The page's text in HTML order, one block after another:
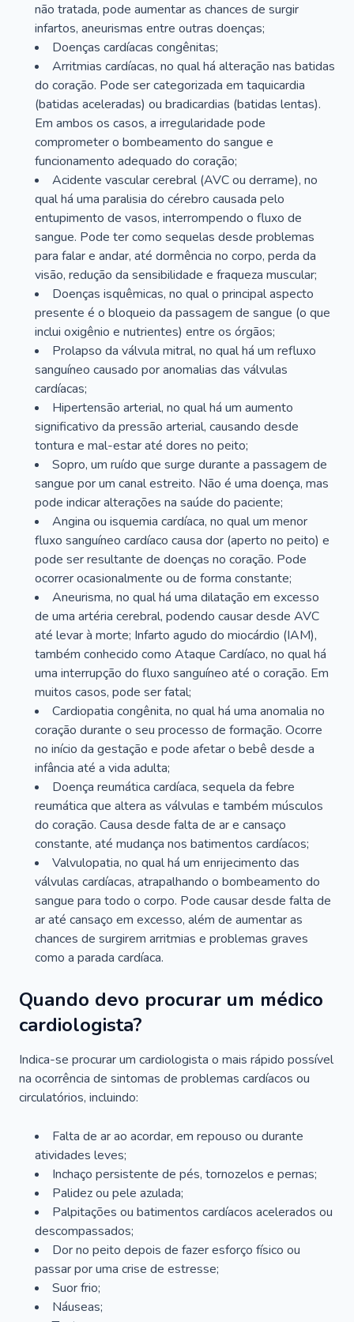
não tratada, pode aumentar as chances de surgir
infartos, aneurismas entre outras doenças;
Doenças cardíacas congênitas;
Arritmias cardíacas, no qual há alteração nas batidas
do coração. Pode ser categorizada em taquicardia
(batidas aceleradas) ou bradicardias (batidas lentas).
Em ambos os casos, a irregularidade pode
comprometer o bombeamento do sangue e
funcionamento adequado do coração;
Acidente vascular cerebral (AVC ou derrame), no
qual há uma paralisia do cérebro causada pelo
entupimento de vasos, interrompendo o fluxo de
sangue. Pode ter como sequelas desde problemas
para falar e andar, até dormência no corpo, perda da
visão, redução da sensibilidade e fraqueza muscular;
Doenças isquêmicas, no qual o principal aspecto
presente é o bloqueio da passagem de sangue (o que
inclui oxigênio e nutrientes) entre os órgãos;
Prolapso da válvula mitral, no qual há um refluxo
sanguíneo causado por anomalias das válvulas
cardíacas;
Hipertensão arterial, no qual há um aumento
significativo da pressão arterial, causando desde
tontura e mal-estar até dores no peito;
Sopro, um ruído que surge durante a passagem de
sangue por um canal estreito. Não é uma doença, mas
pode indicar alterações na saúde do paciente;
Angina ou isquemia cardíaca, no qual um menor
fluxo sanguíneo cardíaco causa dor (aperto no peito) e
pode ser resultante de doenças no coração. Pode
ocorrer ocasionalmente ou de forma constante;
Aneurisma, no qual há uma dilatação em excesso
de uma artéria cerebral, podendo causar desde AVC
até levar à morte; Infarto agudo do miocárdio (IAM),
também conhecido como Ataque Cardíaco, no qual há
uma interrupção do fluxo sanguíneo até o coração. Em
muitos casos, pode ser fatal;
Cardiopatia congênita, no qual há uma anomalia no
coração durante o seu processo de formação. Ocorre
no início da gestação e pode afetar o bebê desde a
infância até a vida adulta;
Doença reumática cardíaca, sequela da febre
reumática que altera as válvulas e também músculos
do coração. Causa desde falta de ar e cansaço
constante, até mudança nos batimentos cardíacos;
Valvulopatia, no qual há um enrijecimento das
válvulas cardíacas, atrapalhando o bombeamento do
sangue para todo o corpo. Pode causar desde falta de
ar até cansaço em excesso, além de aumentar as
chances de surgirem arritmias e problemas graves
como a parada cardíaca.
Quando devo procurar um médico
cardiologista?
Indica-se procurar um cardiologista o mais rápido possível
na ocorrência de sintomas de problemas cardíacos ou
circulatórios, incluindo:
Falta de ar ao acordar, em repouso ou durante
atividades leves;
Inchaço persistente de pés, tornozelos e pernas;
Palidez ou pele azulada;
Palpitações ou batimentos cardíacos acelerados ou
descompassados;
Dor no peito depois de fazer esforço físico ou
passar por uma crise de estresse;
Suor frio;
Náuseas;